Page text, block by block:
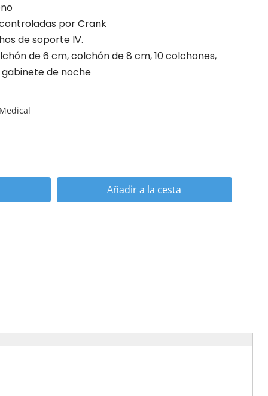
por Crank
de soporte IV.
de 6 cm, colchón de 8 cm, 10 colchones,
de noche
Añadir a la cesta